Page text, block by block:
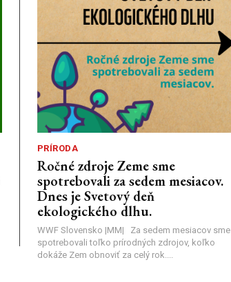
PRÍRODA
Ročné zdroje Zeme sme
spotrebovali za sedem mesiacov.
Dnes je Svetový deň
ekologického dlhu.
WWF Slovensko |MM| Za sedem mesiacov sme
spotrebovali toľko prírodných zdrojov, koľko
dokáže Zem obnoviť za celý rok....